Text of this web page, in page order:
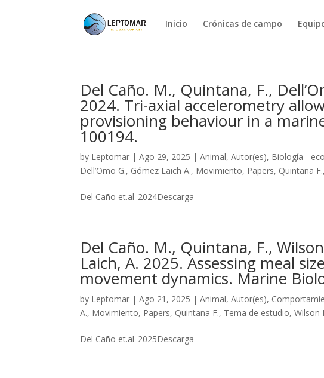
Inicio Crónicas de campo
Del Caño. M., Quintana, F.,
2024. Tri-axial accelerometry
provisioning behaviour in a
100194.
by Leptomar |Ago 29, 2025 |Animal,Autor(es), Biología -
Dell’Omo G., Gómez Laich A., Movimiento, Papers, Quintana F.,
Del Caño et.al_2024Descarga
Del Caño. M., Quintana, F.,
Laich, A. 2025. Assessing meal
movement dynamics. Marine
by Leptomar |Ago 21, 2025 |Animal,Autor(es),
A., Movimiento, Papers, Quintana F., Tema de estudio,Wilson
Del Caño et.al_2025Descarga